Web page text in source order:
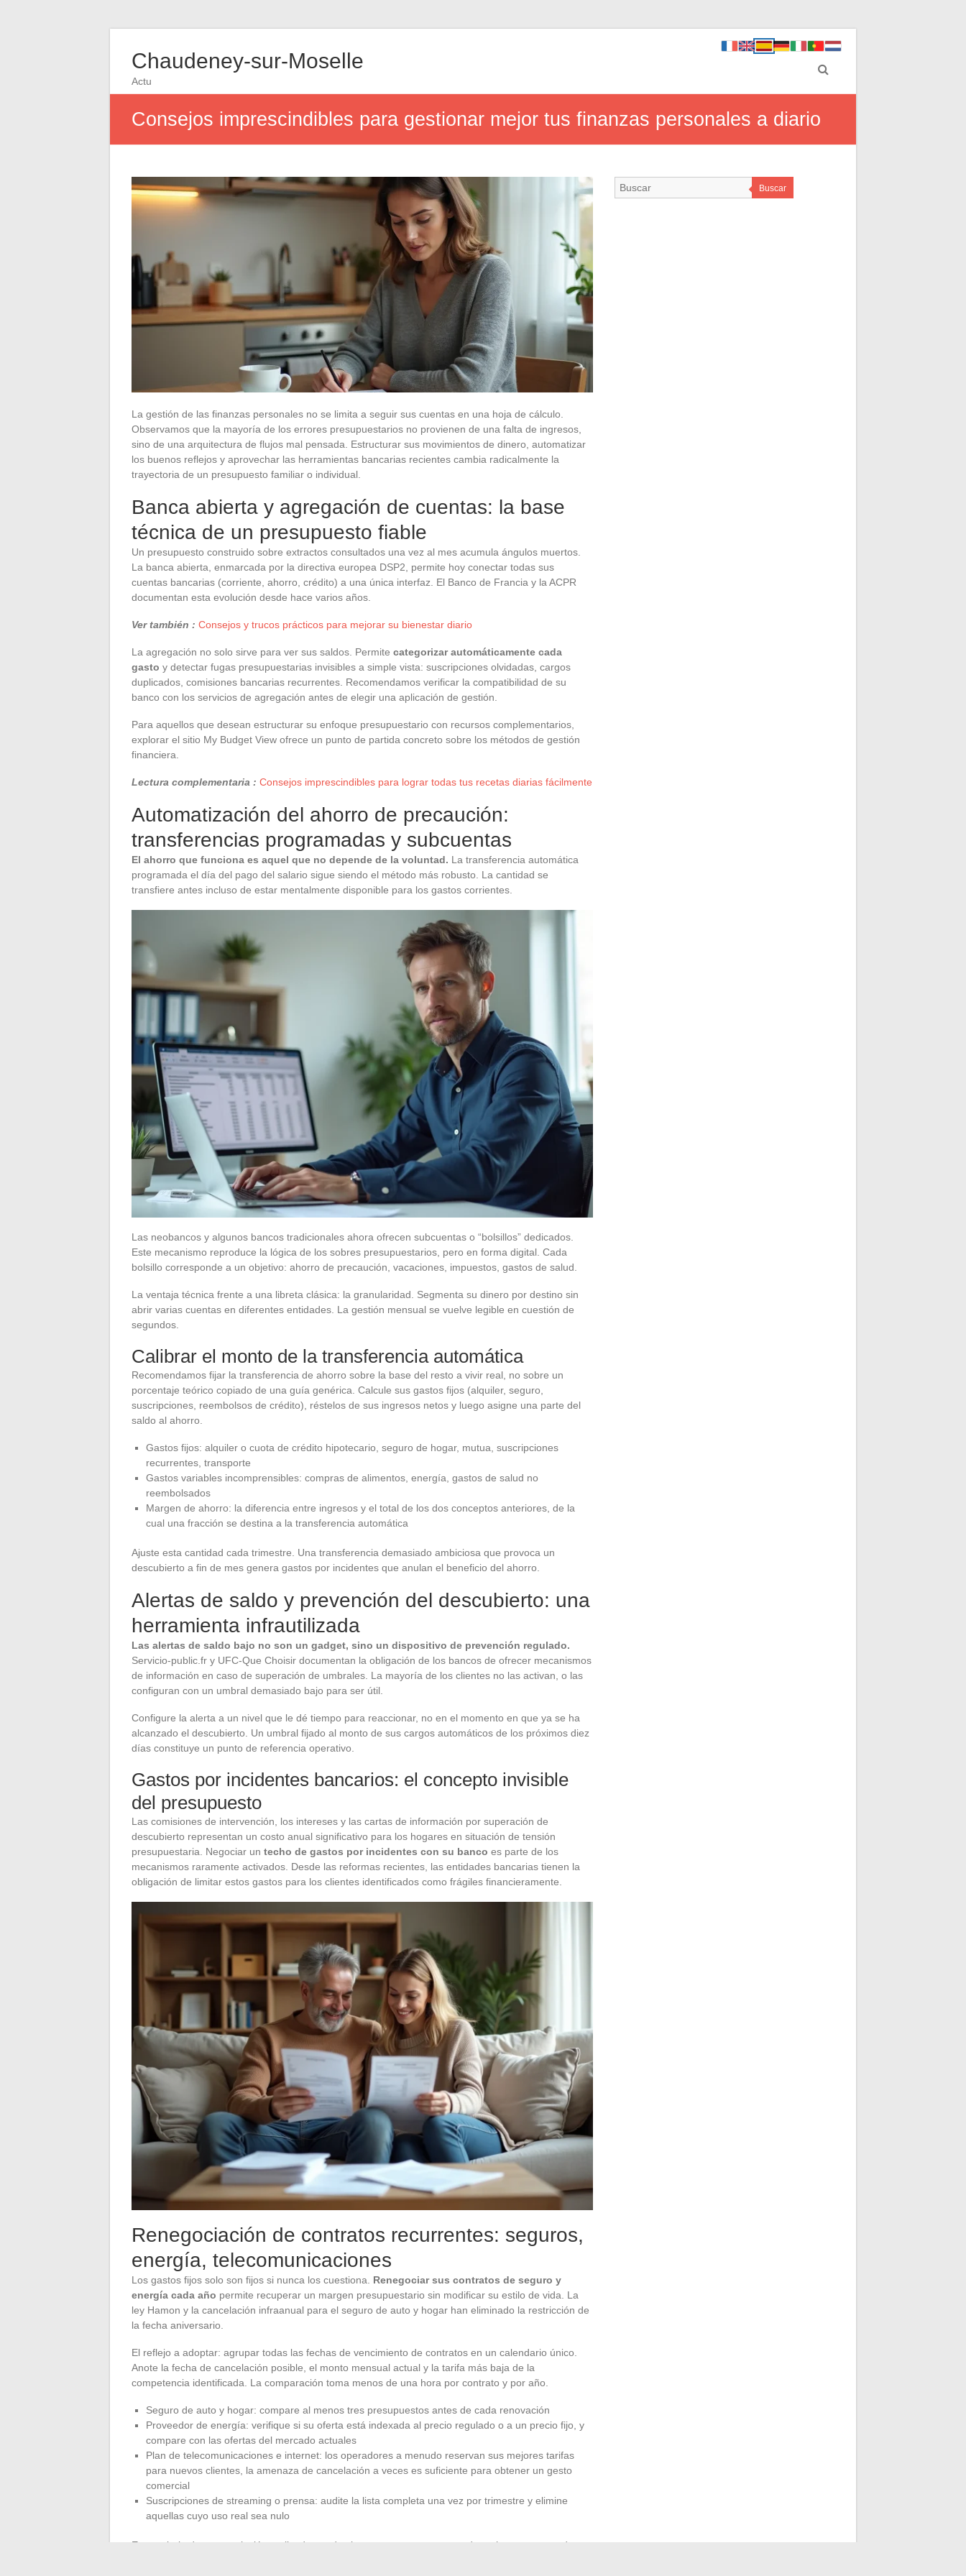
Chaudeney-sur-Moselle
Actu
Consejos imprescindibles para gestionar mejor tus finanzas personales a diario
La gestión de las finanzas personales no se limita a seguir sus cuentas en una hoja de cálculo.
Observamos que la mayoría de los errores presupuestarios no provienen de una falta de ingresos,
sino de una arquitectura de flujos mal pensada. Estructurar sus movimientos de dinero, automatizar
los buenos reflejos y aprovechar las herramientas bancarias recientes cambia radicalmente la
trayectoria de un presupuesto familiar o individual.
Banca abierta y agregación de cuentas: la base
técnica de un presupuesto fiable
Un presupuesto construido sobre extractos consultados una vez al mes acumula ángulos muertos.
La banca abierta, enmarcada por la directiva europea DSP2, permite hoy conectar todas sus
cuentas bancarias (corriente, ahorro, crédito) a una única interfaz. El Banco de Francia y la ACPR
documentan esta evolución desde hace varios años.
Ver también : Consejos y trucos prácticos para mejorar su bienestar diario
La agregación no solo sirve para ver sus saldos. Permite categorizar automáticamente cada
gasto y detectar fugas presupuestarias invisibles a simple vista: suscripciones olvidadas, cargos
duplicados, comisiones bancarias recurrentes. Recomendamos verificar la compatibilidad de su
banco con los servicios de agregación antes de elegir una aplicación de gestión.
Para aquellos que desean estructurar su enfoque presupuestario con recursos complementarios,
explorar el sitio My Budget View ofrece un punto de partida concreto sobre los métodos de gestión
financiera.
Lectura complementaria : Consejos imprescindibles para lograr todas tus recetas diarias fácilmente
Automatización del ahorro de precaución:
transferencias programadas y subcuentas
El ahorro que funciona es aquel que no depende de la voluntad. La transferencia automática
programada el día del pago del salario sigue siendo el método más robusto. La cantidad se
transfiere antes incluso de estar mentalmente disponible para los gastos corrientes.
Las neobancos y algunos bancos tradicionales ahora ofrecen subcuentas o “bolsillos” dedicados.
Este mecanismo reproduce la lógica de los sobres presupuestarios, pero en forma digital. Cada
bolsillo corresponde a un objetivo: ahorro de precaución, vacaciones, impuestos, gastos de salud.
La ventaja técnica frente a una libreta clásica: la granularidad. Segmenta su dinero por destino sin
abrir varias cuentas en diferentes entidades. La gestión mensual se vuelve legible en cuestión de
segundos.
Calibrar el monto de la transferencia automática
Recomendamos fijar la transferencia de ahorro sobre la base del resto a vivir real, no sobre un
porcentaje teórico copiado de una guía genérica. Calcule sus gastos fijos (alquiler, seguro,
suscripciones, reembolsos de crédito), réstelos de sus ingresos netos y luego asigne una parte del
saldo al ahorro.
Gastos fijos: alquiler o cuota de crédito hipotecario, seguro de hogar, mutua, suscripciones
recurrentes, transporte
Gastos variables incomprensibles: compras de alimentos, energía, gastos de salud no
reembolsados
Margen de ahorro: la diferencia entre ingresos y el total de los dos conceptos anteriores, de la
cual una fracción se destina a la transferencia automática
Ajuste esta cantidad cada trimestre. Una transferencia demasiado ambiciosa que provoca un
descubierto a fin de mes genera gastos por incidentes que anulan el beneficio del ahorro.
Alertas de saldo y prevención del descubierto: una
herramienta infrautilizada
Las alertas de saldo bajo no son un gadget, sino un dispositivo de prevención regulado.
Servicio-public.fr y UFC-Que Choisir documentan la obligación de los bancos de ofrecer mecanismos
de información en caso de superación de umbrales. La mayoría de los clientes no las activan, o las
configuran con un umbral demasiado bajo para ser útil.
Configure la alerta a un nivel que le dé tiempo para reaccionar, no en el momento en que ya se ha
alcanzado el descubierto. Un umbral fijado al monto de sus cargos automáticos de los próximos diez
días constituye un punto de referencia operativo.
Gastos por incidentes bancarios: el concepto invisible
del presupuesto
Las comisiones de intervención, los intereses y las cartas de información por superación de
descubierto representan un costo anual significativo para los hogares en situación de tensión
presupuestaria. Negociar un techo de gastos por incidentes con su banco es parte de los
mecanismos raramente activados. Desde las reformas recientes, las entidades bancarias tienen la
obligación de limitar estos gastos para los clientes identificados como frágiles financieramente.
Renegociación de contratos recurrentes: seguros,
energía, telecomunicaciones
Los gastos fijos solo son fijos si nunca los cuestiona. Renegociar sus contratos de seguro y
energía cada año permite recuperar un margen presupuestario sin modificar su estilo de vida. La
ley Hamon y la cancelación infraanual para el seguro de auto y hogar han eliminado la restricción de
la fecha aniversario.
El reflejo a adoptar: agrupar todas las fechas de vencimiento de contratos en un calendario único.
Anote la fecha de cancelación posible, el monto mensual actual y la tarifa más baja de la
competencia identificada. La comparación toma menos de una hora por contrato y por año.
Seguro de auto y hogar: compare al menos tres presupuestos antes de cada renovación
Proveedor de energía: verifique si su oferta está indexada al precio regulado o a un precio fijo, y
compare con las ofertas del mercado actuales
Plan de telecomunicaciones e internet: los operadores a menudo reservan sus mejores tarifas
para nuevos clientes, la amenaza de cancelación a veces es suficiente para obtener un gesto
comercial
Suscripciones de streaming o prensa: audite la lista completa una vez por trimestre y elimine
aquellas cuyo uso real sea nulo
Este trabajo de renegociación, aplicado a todos los contratos recurrentes de un hogar, a menudo
Buscar